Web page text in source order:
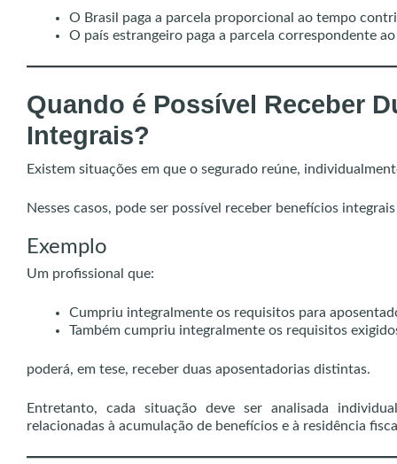
O Brasil paga a parcela proporcional ao tempo
O país estrangeiro paga a parcela correspondente
Quando é Possível Receber
Integrais?
Existem situações em que o segurado reúne,
Nesses casos, pode ser possível receber benefícios
Exemplo
Um profissional que:
Cumpriu integralmente os requisitos para
Também cumpriu integralmente os requisitos
poderá, em tese, receber duas aposentadorias distintas.
Entretanto, cada situação deve ser analisada
relacionadas à acumulação de benefícios e à residência